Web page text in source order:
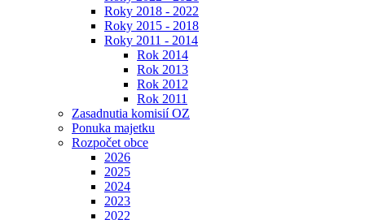
Roky 2018 - 2022
Roky 2015 - 2018
Roky 2011 - 2014
Rok 2014
Rok 2013
Rok 2012
Rok 2011
Zasadnutia komisií OZ
Ponuka majetku
Rozpočet obce
2026
2025
2024
2023
2022